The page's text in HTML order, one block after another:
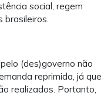
social, regem
brasileiros.
(des)governo não
reprimida, já que
realizados. Portanto,